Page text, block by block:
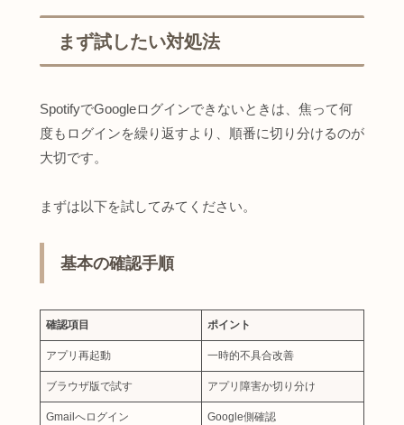
まず試したい対処法
SpotifyでGoogleログインできないときは、焦って何
度もログインを繰り返すより、順番に切り分けるのが
大切です。
まずは以下を試してみてください。
基本の確認手順
確認項目 ポイント
アプリ再起動 一時的不具合改善
ブラウザ版で試す アプリ障害か切り分け
Gmailへログイン Google側確認